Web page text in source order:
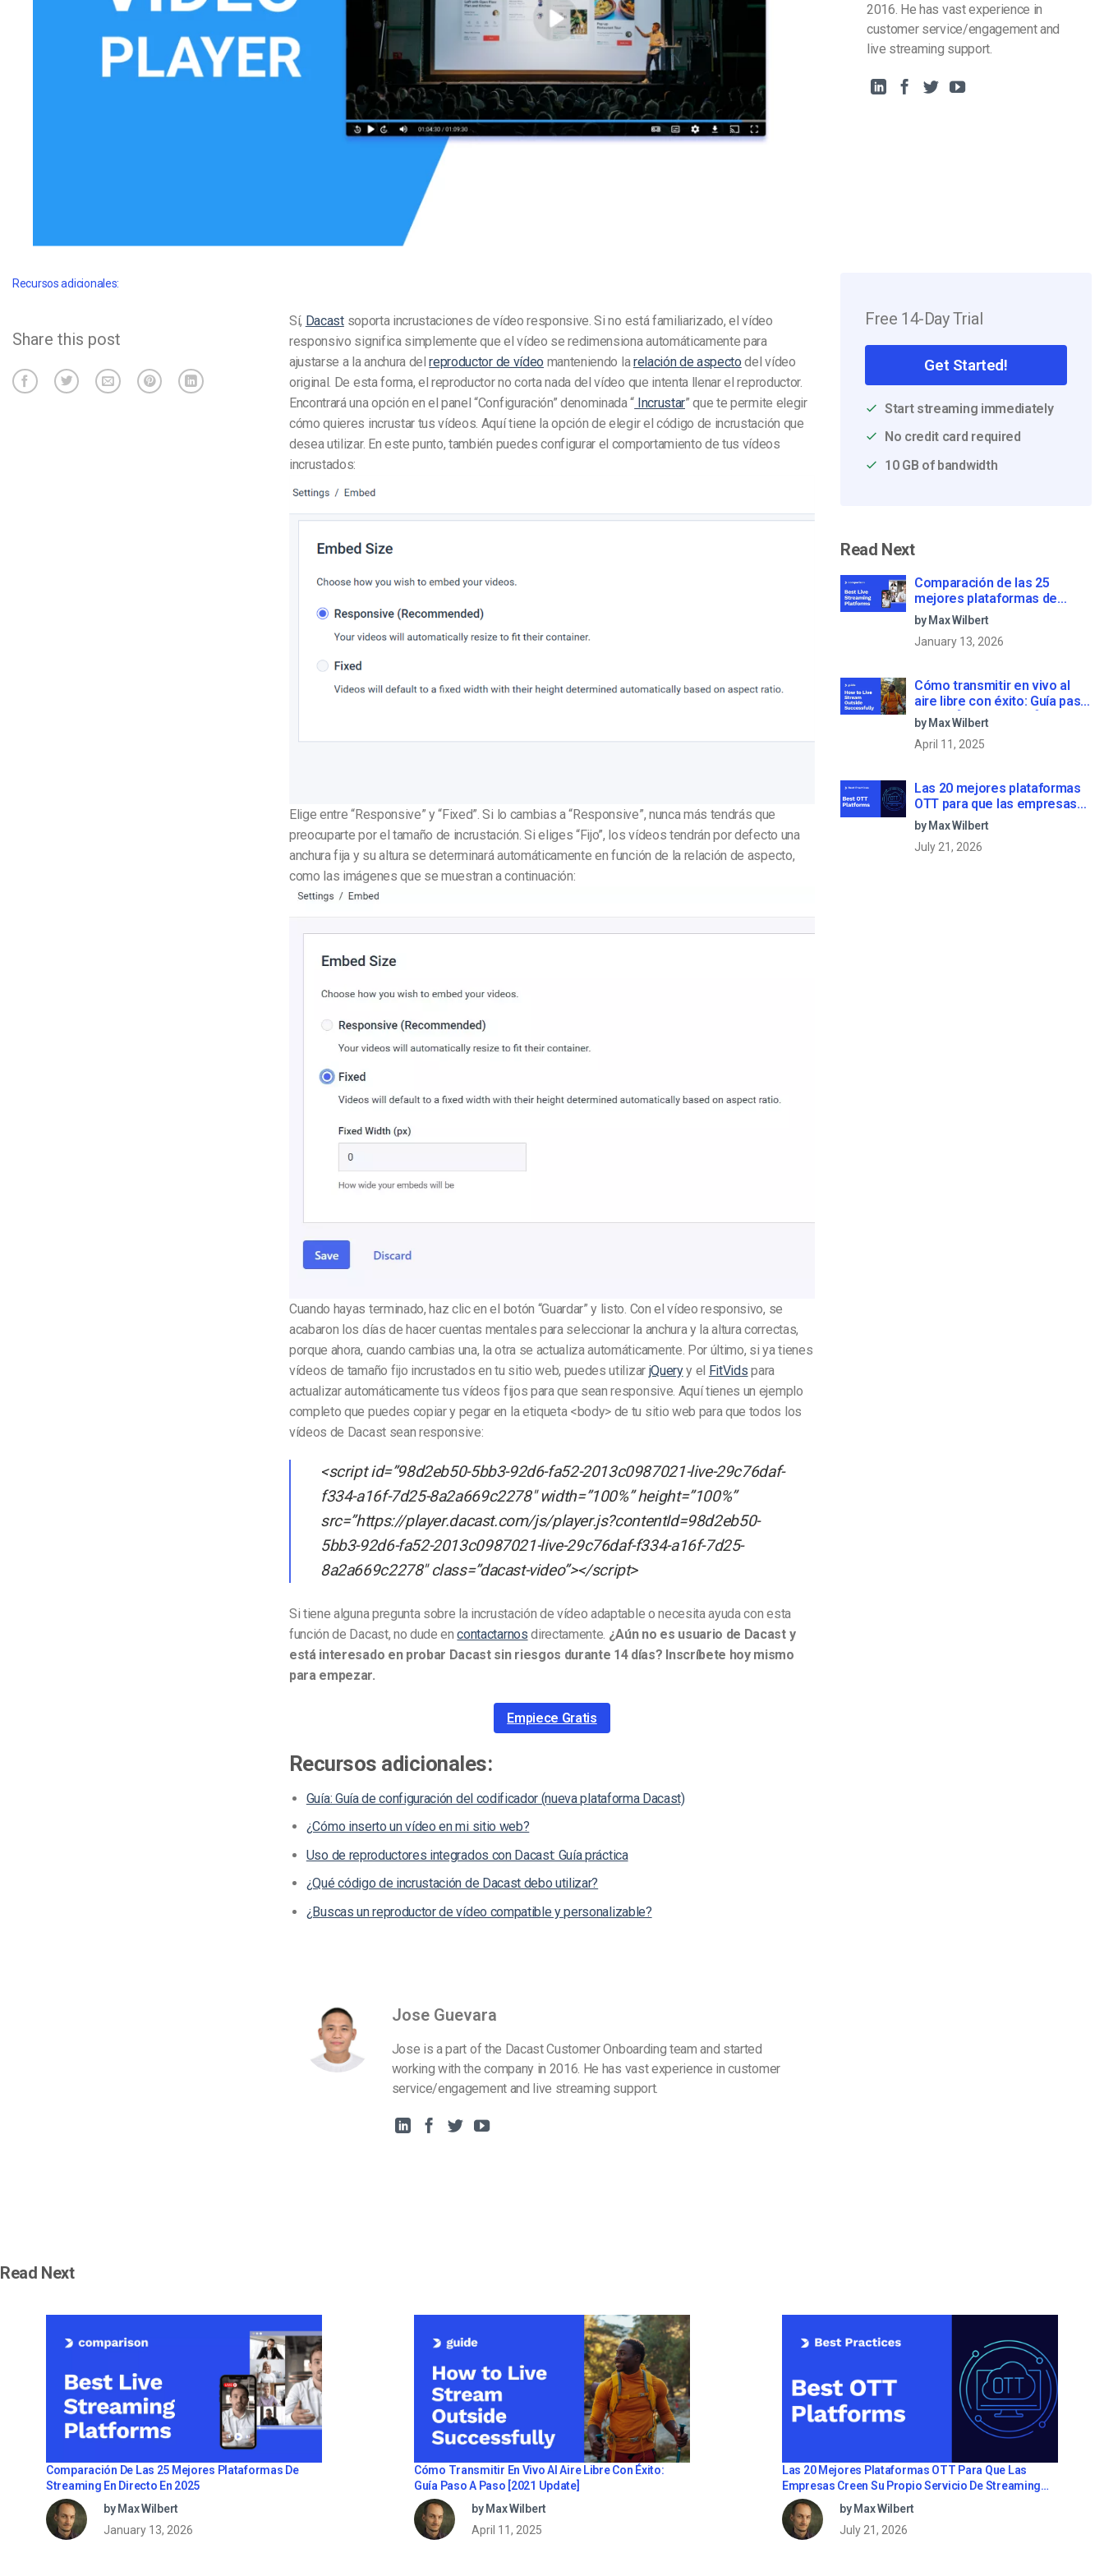
Marketing de Video
Aprendizaje en Línea
Emisoras de Radio y Televisión
2016. He has vast experience in
customer service/engagement and
live streaming support.
Recursos adicionales:
Share this post
Sí, Dacastsoporta incrustaciones de vídeo responsive.Si no está familiarizado, el vídeo
responsivo significa simplemente que el vídeo se redimensiona automáticamente para
ajustarse a la anchura delreproductor de vídeo manteniendo larelación de aspecto del vídeo
original. De esta forma, el reproductor no corta nada del vídeo que intenta llenar el reproductor.
Encontrará una opción en el panel “Configuración” denominada “ Incrustar” que te permite elegir
cómo quieres incrustar tus vídeos. Aquí tiene la opción de elegir el código de incrustación que
desea utilizar. En este punto, también puedes configurar el comportamiento de tus vídeos
incrustados:
Elige entre “Responsive” y “Fixed”. Si lo cambias a “Responsive”, nunca más tendrás que
preocuparte por el tamaño de incrustación. Si eliges “Fijo”, los vídeos tendrán por defecto una
anchura fija y su altura se determinará automáticamente en función de la relación de aspecto,
como las imágenes que se muestran a continuación:
Cuando hayas terminado, haz clic en el botón “Guardar” y listo. Con el vídeo responsivo, se
acabaron los días de hacer cuentas mentales para seleccionar la anchura y la altura correctas,
porque ahora, cuando cambias una, la otra se actualiza automáticamente. Por último, si ya tienes
vídeos de tamaño fijo incrustados en tu sitio web, puedes utilizar jQueryy el FitVids para
actualizar automáticamente tus vídeos fijos para que sean responsive. Aquí tienes un ejemplo
completo que puedes copiar y pegar en la etiqueta <body> de tu sitio web para que todos los
vídeos de Dacast sean responsive:
<script id=”98d2eb50-5bb3-92d6-fa52-2013c0987021-live-29c76daf-
f334-a16f-7d25-8a2a669c2278″ width=”100%” height=”100%”
src=”https://player.dacast.com/js/player.js?contentId=98d2eb50-
5bb3-92d6-fa52-2013c0987021-live-29c76daf-f334-a16f-7d25-
8a2a669c2278″ class=”dacast-video”></script>
Si tiene alguna pregunta sobre la incrustación de vídeo adaptable o necesita ayuda con esta
función de Dacast, no dude encontactarnos directamente. ¿Aún no es usuario de Dacast y
está interesado en probar Dacast sin riesgos durante 14 días? Inscríbete hoy mismo
para empezar.
Empiece Gratis
Recursos adicionales:
Guía: Guía de configuración del codificador (nueva plataforma Dacast)
¿Cómo inserto un vídeo en mi sitio web?
Uso de reproductores integrados con Dacast: Guía práctica
¿Qué código de incrustación de Dacast debo utilizar?
¿Buscas un reproductor de vídeo compatible y personalizable?
Jose Guevara
Jose is a part of the Dacast Customer Onboarding team and started
working with the company in 2016. He has vast experience in customer
service/engagement and live streaming support.
Free 14-Day Trial
Get Started!
Start streaming immediately
No credit card required
10 GB of bandwidth
Read Next
Comparación de las 25
mejores plataformas de
streaming en directo en 2025
by Max Wilbert
January 13, 2026
Cómo transmitir en vivo al
aire libre con éxito: Guía paso
a paso [2021 Update]
by Max Wilbert
April 11, 2025
Las 20 mejores plataformas
OTT para que las empresas
creen su propio servicio de
streaming (2026)
by Max Wilbert
July 21, 2026
Read Next
Comparación De Las 25 Mejores Plataformas De
Streaming En Directo En 2025
by Max Wilbert
January 13, 2026
Cómo Transmitir En Vivo Al Aire Libre Con Éxito:
Guía Paso A Paso [2021 Update]
by Max Wilbert
April 11, 2025
Las 20 Mejores Plataformas OTT Para Que Las
Empresas Creen Su Propio Servicio De Streaming
(2026)
by Max Wilbert
July 21, 2026